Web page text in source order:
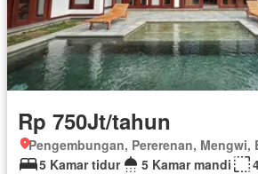
Rp 750Jt/tahun
Pengembungan, Pererenan, Mengwi,
5 Kamar tidur
5 Kamar mandi